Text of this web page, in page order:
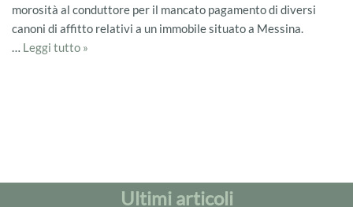
morosità al conduttore per il mancato pagamento di diversi
canoni di affitto relativi a un immobile situato a Messina.
… Leggi tutto »
Ultimi articoli